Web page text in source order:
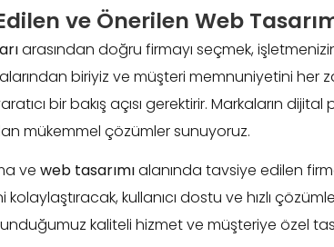
ve Önerilen Web
arasından doğru firmayı seçmek,
biriyiz ve müşteri memnuniyetini her
bir bakış açısı gerektirir. Markaların
mükemmel çözümler sunuyoruz.
ve web tasarımıalanında tavsiye edilen
kullanıcı dostu ve hızlı
kaliteli hizmet ve müşteriye özel